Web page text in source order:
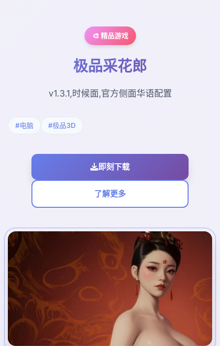
🎨 精品游戏
极品采花郎
v1.3.1,时候面,官方侧面华语配置
#电脑 #极品3D
即刻下载
了解更多